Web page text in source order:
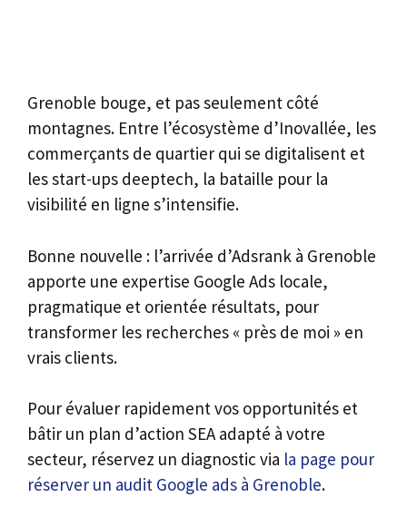
Grenoble bouge, et pas seulement côté
montagnes. Entre l’écosystème d’Inovallée, les
commerçants de quartier qui se digitalisent et
les start-ups deeptech, la bataille pour la
visibilité en ligne s’intensifie.
Bonne nouvelle : l’arrivée d’Adsrank à Grenoble
apporte une expertise Google Ads locale,
pragmatique et orientée résultats, pour
transformer les recherches « près de moi » en
vrais clients.
Pour évaluer rapidement vos opportunités et
bâtir un plan d’action SEA adapté à votre
secteur, réservez un diagnostic via la page pour
réserver un audit Google ads à Grenoble.